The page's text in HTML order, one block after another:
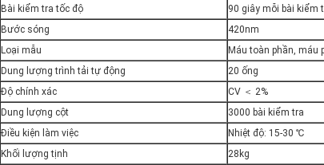
Bài kiểm tra tốc độ
90 giây mỗi bài kiểm
Bước sóng
420nm
Loại mẫu
Máu toàn phần, máu
Dung lượng trình tải tự động
20 ống
Độ chính xác
CV ＜ 2%
Dung lượng cột
3000 bài kiểm tra
Điều kiện làm việc
Nhiệt độ: 15-30 ℃
Khối lượng tịnh
28kg